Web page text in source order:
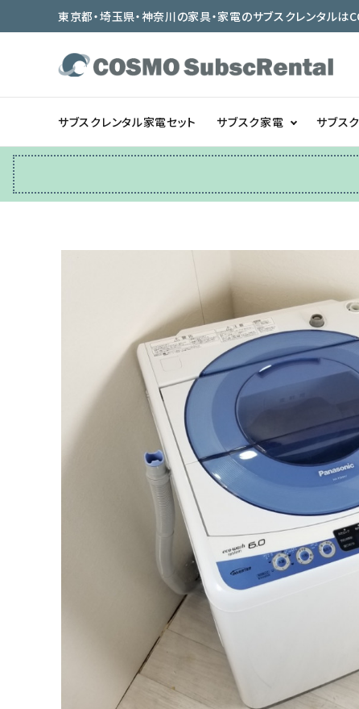
東京都・埼玉県・神奈川の家具・家電のサブスクレンタル
サブスクレンタル家電セット サブスク家電
冷蔵庫
サブス
テーブル/デスク